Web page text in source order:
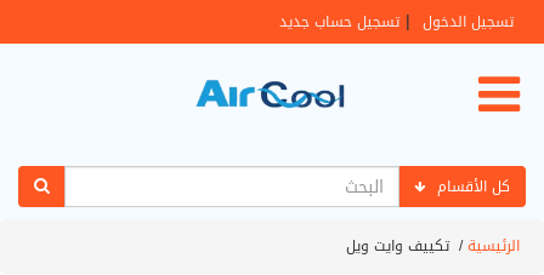
تسجيل الدخول | تسجيل حساب جديد
كل الأقسام
الرئيسية/تكييف وايت ويل